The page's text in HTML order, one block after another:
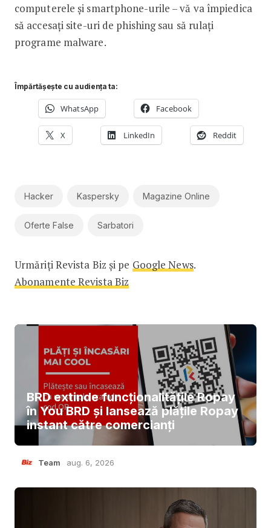
computerele și smartphone-urile – vă va împiedica
să accesați site-uri de phishing sau să rulați
programe malware.
Împărtășește cu audiența ta:
WhatsApp Facebook
X LinkedIn Reddit
Hacker Kaspersky Magazine Online
Oferte False Sarbatori
Urmăriți Revista Biz și pe Google News.
Abonamente Revista Biz
BRD extinde funcționalitățile Ropay
în You BRD și lansează plățile Ropay
instant către comercianți
Team aug. 6, 2026